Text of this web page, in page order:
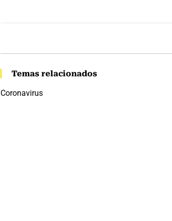
Temas relacionados
Coronavirus